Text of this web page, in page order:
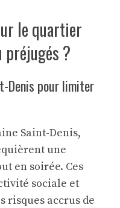
le quartier
préjugés ?
Denis pour limiter
Saint-Denis,
une
en soirée. Ces
sociale et
risques accrus de